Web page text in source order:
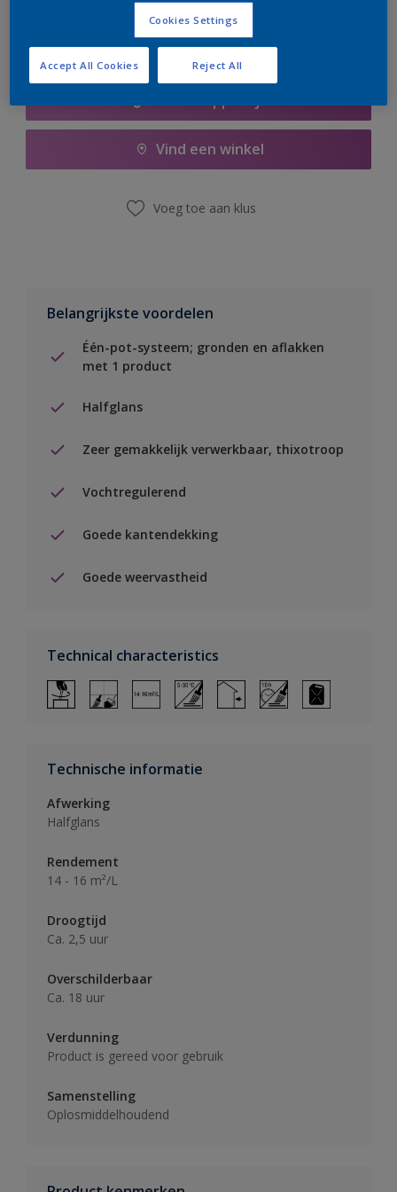
Vind een winkel
Voeg toe aan klus
Belangrijkste voordelen
Één-pot-systeem; gronden en aflakken
met 1 product
Halfglans
Zeer gemakkelijk verwerkbaar, thixotroop
Vochtregulerend
Goede kantendekking
Goede weervastheid
Technical characteristics
Technische informatie
Afwerking
Halfglans
Rendement
14 - 16 m²/L
Droogtijd
Ca. 2,5 uur
Overschilderbaar
Ca. 18 uur
Verdunning
Product is gereed voor gebruik
Samenstelling
Oplosmiddelhoudend
Cookies Settings
Reject All
Accept All Cookies